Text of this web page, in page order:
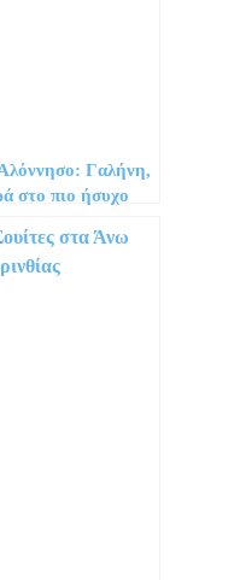
Γαλήνη,
στο πιο ήσυχο